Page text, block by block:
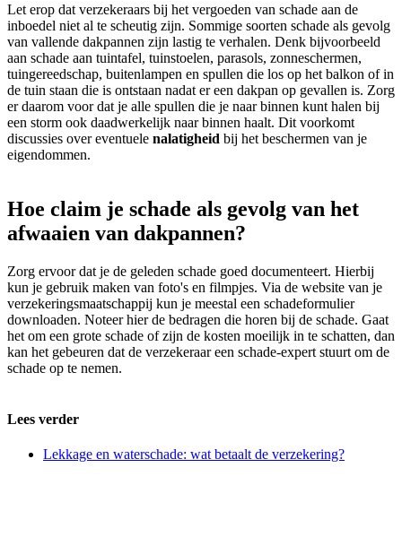
Let erop dat verzekeraars bij het vergoeden van schade aan de
inboedel niet al te scheutig zijn. Sommige soorten schade als gevolg
van vallende dakpannen zijn lastig te verhalen. Denk bijvoorbeeld
aan schade aan tuintafel, tuinstoelen, parasols, zonneschermen,
tuingereedschap, buitenlampen en spullen die los op het balkon of in
de tuin staan die is ontstaan nadat er een dakpan op gevallen is. Zorg
er daarom voor dat je alle spullen die je naar binnen kunt halen bij
een storm ook daadwerkelijk naar binnen haalt. Dit voorkomt
discussies over eventuele nalatigheid bij het beschermen van je
eigendommen.
Hoe claim je schade als gevolg van het
afwaaien van dakpannen?
Zorg ervoor dat je de geleden schade goed documenteert. Hierbij
kun je gebruik maken van foto's en filmpjes. Via de website van je
verzekeringsmaatschappij kun je meestal een schadeformulier
downloaden. Noteer hier de bedragen die horen bij de schade. Gaat
het om een grote schade of zijn de kosten moeilijk in te schatten, dan
kan het gebeuren dat de verzekeraar een schade-expert stuurt om de
schade op te nemen.
Lees verder
Lekkage en waterschade: wat betaalt de verzekering?